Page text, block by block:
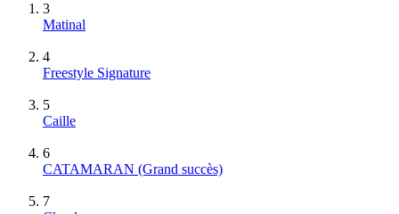
3
Matinal
4
Freestyle Signature
5
Caille
6
CATAMARAN (Grand succès)
7